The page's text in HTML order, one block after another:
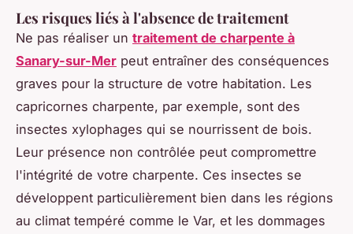
Les risques liés à l'absence de traitement
Ne pas réaliser un traitement de charpente à
Sanary-sur-Mer peut entraîner des conséquences
graves pour la structure de votre habitation. Les
capricornes charpente, par exemple, sont des
insectes xylophages qui se nourrissent de bois.
Leur présence non contrôlée peut compromettre
l'intégrité de votre charpente. Ces insectes se
développent particulièrement bien dans les régions
au climat tempéré comme le Var, et les dommages